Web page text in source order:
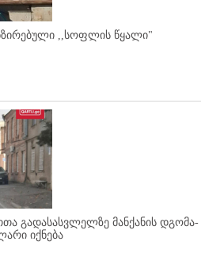
,,სოფლის წყალი"
გადასასვლელზე მანქანის დგომა-
იქნება